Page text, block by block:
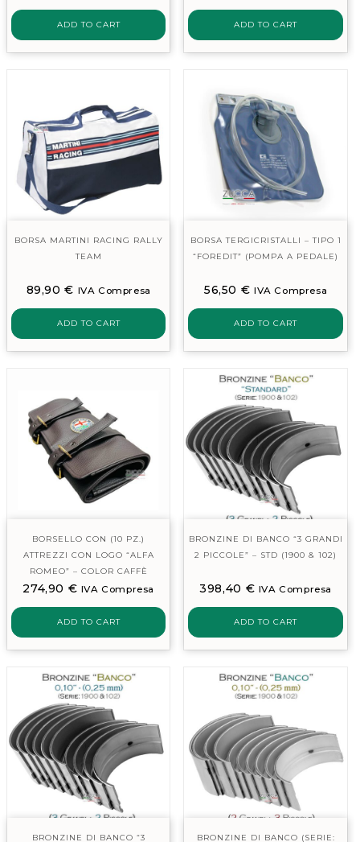
ADD TO CART ADD TO CART
BORSA MARTINI RACING RALLY
TEAM
89,90€ IVA Compresa
ADD TO CART
BORSA TERGICRISTALLI – TIPO 1
“FOREDIT” (POMPA A PEDALE)
56,50 € IVA Compresa
ADD TO CART
BORSELLO CON (10 PZ.)
ATTREZZI CON LOGO “ALFA
ROMEO” – COLOR CAFFÈ
274,90 € IVA Compresa
ADD TO CART
BRONZINE DI BANCO “3 GRANDI
2 PICCOLE” – STD (1900 & 102)
398,40 € IVA Compresa
ADD TO CART
BRONZINE DI BANCO “3 BRONZINE DI BANCO (SERIE: